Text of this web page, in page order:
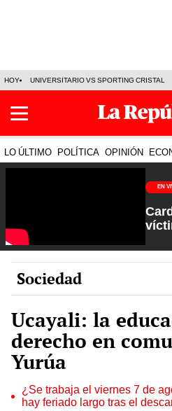
HOY UNIVERSITARIO VS SPORTING CRISTAL
LO ÚLTIMO POLÍTICA OPINIÓN
EN
Sociedad
Ucayali: la
derecho en
Yurúa
¿Se trabaja el viernes 7 de
hay feriado largo tras el